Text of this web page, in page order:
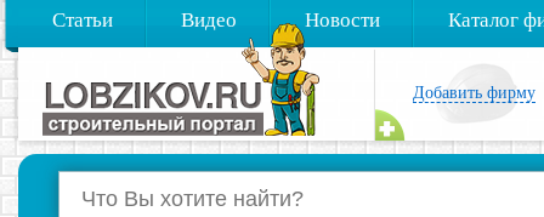
Статьи Видео Новости Каталог
Добавить фирму